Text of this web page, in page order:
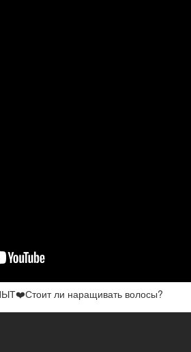
ли наращивать волосы?